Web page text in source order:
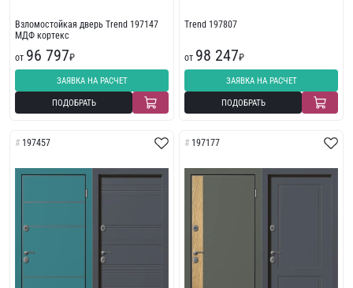
Взломостойкая дверь Trend 197147
МДФ кортекс
от 96 797₽
ЗАЯВКА НА РАСЧЕТ
ПОДОБРАТЬ
Trend 197807
от 98 247₽
ЗАЯВКА НА РАСЧЕТ
ПОДОБРАТЬ
197457 197177